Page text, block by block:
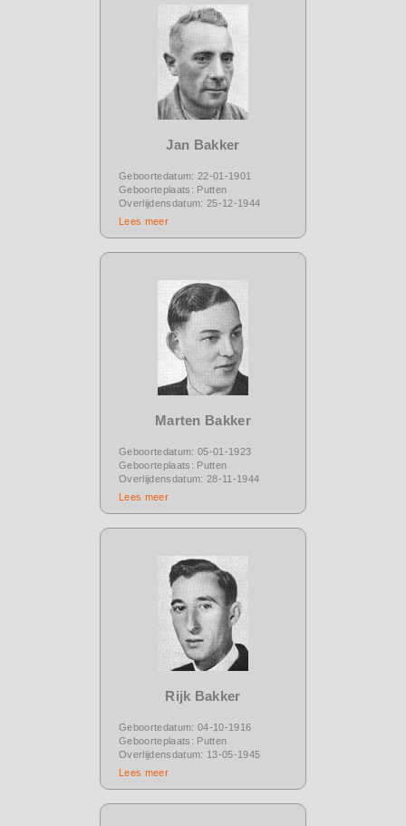
Jan Bakker
Geboortedatum: 22-01-1901
Geboorteplaats: Putten
Overlijdensdatum: 25-12-1944
Lees meer
Marten Bakker
Geboortedatum: 05-01-1923
Geboorteplaats: Putten
Overlijdensdatum: 28-11-1944
Lees meer
Rijk Bakker
Geboortedatum: 04-10-1916
Geboorteplaats: Putten
Overlijdensdatum: 13-05-1945
Lees meer